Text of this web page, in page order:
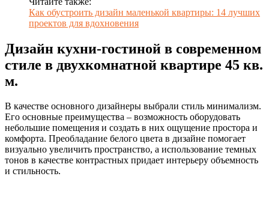
Как обустроить дизайн маленькой квартиры: 14 лучших
проектов для вдохновения
Дизайн кухни-гостиной в современном
стиле в двухкомнатной квартире 45 кв.
м.
В качестве основного дизайнеры выбрали стиль минимализм.
Его основные преимущества – возможность оборудовать
небольшие помещения и создать в них ощущение простора и
комфорта. Преобладание белого цвета в дизайне помогает
визуально увеличить пространство, а использование темных
тонов в качестве контрастных придает интерьеру объемность
и стильность.